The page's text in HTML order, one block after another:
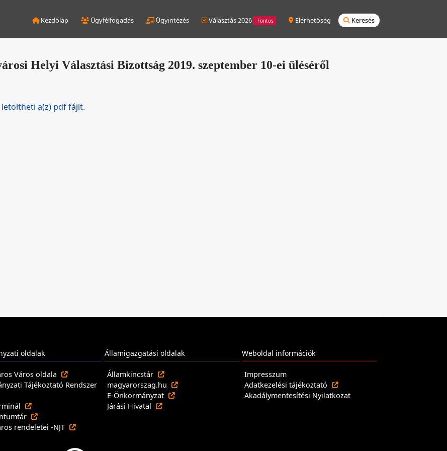
Kezdőlap Ügyfélfogadás Ügyintézés Választás 2026 Fontos Elérhetőség Keresés
Helyi Választási Bizottság 2019. szeptember 10-ei üléséről
letöltheti a(z) pdf fájlt.
oldalak
Város oldala
Tájékoztató Rendszer
rendeletei -NJT
Államigazgatási oldalak
Államkincstár
magyarorszag.hu
E-Önkormányzat
Járási Hivatal
Weboldal információk
Impresszum
Adatkezelési tájékoztató
Akadálymentesítési Nyilatkozat